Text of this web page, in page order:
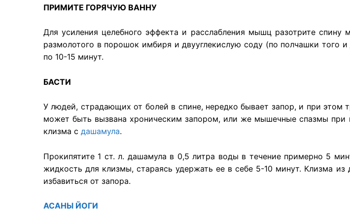
ПРИМИТЕ ГОРЯЧУЮ ВАННУ
Для усиления целебного эффекта и расслабления мышц разотрите спину
размолотого в порошок имбиря и двууглекислую соду (по полчашки того
по 10-15 минут.
БАСТИ
У людей, страдающих от болей в спине, нередко бывает запор, и при этом
может быть вызвана хроническим запором, или же мышечные спазмы при
клизма с дашамула.
Прокипятите 1 ст. л. дашамула в 0,5 литра воды в течение примерно 5
жидкость для клизмы, стараясь удержать ее в себе 5-10 минут. Клизма
избавиться от запора.
АСАНЫ ЙОГИ